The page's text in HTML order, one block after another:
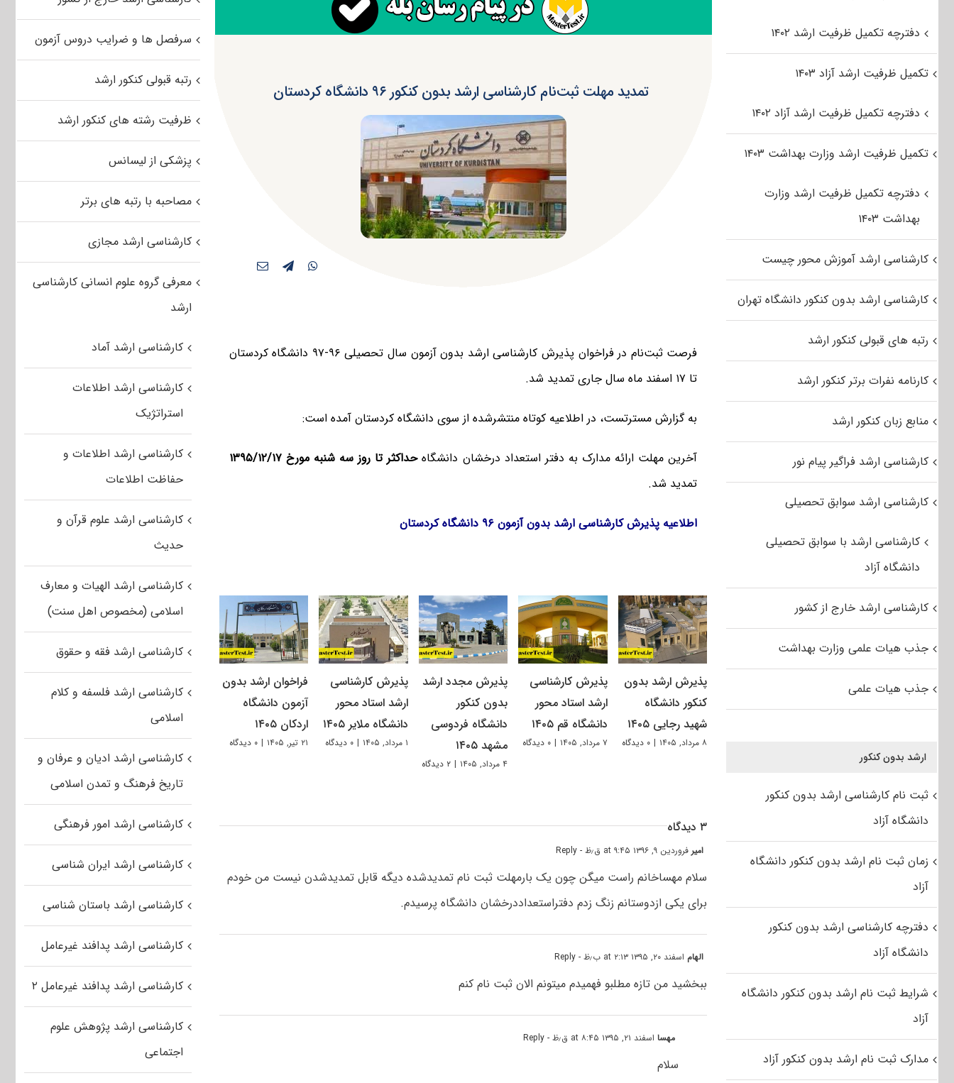
تمدید مهلت ثبت‌‌نام کارشناسی ارشد بدون کنکور ۹۶ دانشگاه کردستان
فرصت ثبت‌‌نام در فراخوان پذیرش کارشناسی ارشد بدون آزمون سال تحصیلی ۹۶-۹۷ دانشگاه کردستان
تا ۱۷ اسفند ماه سال جاری تمدید شد.
به گزارش مسترتست، در اطلاعیه کوتاه منتشرشده از سوی دانشگاه کردستان آمده است:
آخرین مهلت ارائه مدارک به دفتر استعداد درخشان دانشگاهحداکثر تا روز سه شنبه مورخ ۱۳۹۵/۱۲/۱۷
تمدید شد.
اطلاعیه پذیرش کارشناسی ارشد بدون آزمون ۹۶ دانشگاه کردستان
پذیرش ارشد بدون
کنکور دانشگاه
شهید رجایی ۱۴۰۵
۸ مرداد, ۱۴۰۵ | ۰ دیدگاه
پذیرش کارشناسی
ارشد استاد محور
دانشگاه قم ۱۴۰۵
۷ مرداد, ۱۴۰۵ | ۰ دیدگاه
پذیرش مجدد ارشد
بدون کنکور
دانشگاه فردوسی
مشهد ۱۴۰۵
۴ مرداد, ۱۴۰۵ | ۲ دیدگاه
پذیرش کارشناسی
ارشد استاد محور
دانشگاه ملایر ۱۴۰۵
۱ مرداد, ۱۴۰۵ | ۰ دیدگاه
فراخوان ارشد بدون
آزمون دانشگاه
اردکان ۱۴۰۵
۲۱ تیر, ۱۴۰۵ | ۰ دیدگاه
۳ دیدگاه
امیر فروردین ۹, ۱۳۹۶ at ۹:۴۵ ق٫ظ - Reply
سلام مهساخانم راست میگن چون یک بارمهلت ثبت نام تمدیدشده دیگه قابل تمدیدشدن نیست من خودم
برای یکی ازدوستانم زنگ زدم دفتراستعداددرخشان دانشگاه پرسیدم.
الهام اسفند ۲۰, ۱۳۹۵ at ۲:۱۳ ب٫ظ - Reply
ببخشید من تازه مطلبو فهمیدم میتونم الان ثبت نام کنم
مهسا اسفند ۲۱, ۱۳۹۵ at ۸:۴۵ ق٫ظ - Reply
سلام
سرفصل ها و ضرایب دروس آزمون
رتبه قبولی کنکور ارشد
ظرفیت رشته های کنکور ارشد
پزشکی از لیسانس
مصاحبه با رتبه های برتر
کارشناسی ارشد مجازی
معرفی گروه علوم انسانی کارشناسی
ارشد
کارشناسی ارشد آماد
کارشناسی ارشد اطلاعات
استراتژیک
کارشناسی ارشد اطلاعات و
حفاظت اطلاعات
کارشناسی ارشد علوم قرآن و
حدیث
کارشناسی ارشد الهیات و معارف
اسلامی (مخصوص اهل سنت)
کارشناسی ارشد فقه و حقوق
کارشناسی ارشد فلسفه و کلام
اسلامی
کارشناسی ارشد ادیان و عرفان و
تاریخ فرهنگ و تمدن اسلامی
کارشناسی ارشد امور فرهنگی
کارشناسی ارشد ایران شناسی
کارشناسی ارشد باستان شناسی
کارشناسی ارشد پدافند غیرعامل
کارشناسی ارشد پدافند غیرعامل ۲
کارشناسی ارشد پژوهش علوم
اجتماعی
دفترچه تکمیل ظرفیت ارشد ۱۴۰۲
تکمیل ظرفیت ارشد آزاد ۱۴۰۳
دفترچه تکمیل ظرفیت ارشد آزاد ۱۴۰۲
تکمیل ظرفیت ارشد وزارت بهداشت ۱۴۰۳
دفترچه تکمیل ظرفیت ارشد وزارت
بهداشت ۱۴۰۳
کارشناسی ارشد آموزش محور چیست
کارشناسی ارشد بدون کنکور دانشگاه تهران
رتبه های قبولی کنکور ارشد
کارنامه نفرات برتر کنکور ارشد
منابع زبان کنکور ارشد
کارشناسی ارشد فراگیر پیام نور
کارشناسی ارشد سوابق تحصیلی
کارشناسی ارشد با سوابق تحصیلی
دانشگاه آزاد
کارشناسی ارشد خارج از کشور
جذب هیات علمی وزارت بهداشت
جذب هیات علمی
ارشد بدون کنکور
ثبت نام کارشناسی ارشد بدون کنکور
دانشگاه آزاد
زمان ثبت نام ارشد بدون کنکور دانشگاه
آزاد
دفترچه کارشناسی ارشد بدون کنکور
دانشگاه آزاد
شرایط ثبت نام ارشد بدون کنکور دانشگاه
آزاد
مدارک ثبت نام ارشد بدون کنکور آزاد